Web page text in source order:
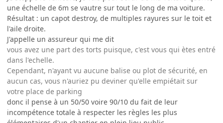
une échelle de 6m se vautre sur tout le long de ma voiture.
Résultat : un capot destroy, de multiples rayures sur le toit et
l'aile droite.
J'appelle un assureur qui me dit
vous avez une part des torts puisque, c'est vous qui ètes entré
dans l'echelle.
Cependant, n'ayant vu aucune balise ou plot de sécurité, en
aucun cas, vous n'auriez pu deviner qu'elle empiétait sur
votre place de parking
donc il pense à un 50/50 voire 90/10 du fait de leur
incompétence totale à respecter les règles les plus